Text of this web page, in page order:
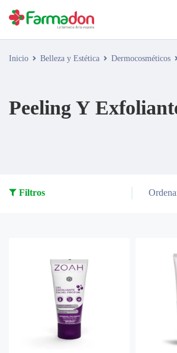
Inicio Belleza y Estética Dermocosméticos
Peeling Y
Filtros